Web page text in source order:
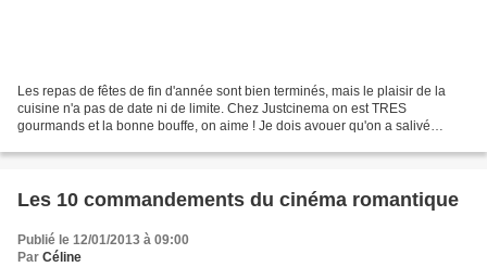
Les repas de fêtes de fin d'année sont bien terminés, mais le plaisir de la
cuisine n'a pas de date ni de limite. Chez Justcinema on est TRES
gourmands et la bonne bouffe, on aime ! Je dois avouer qu'on a salivé
Les 10 commandements du cinéma romantique
Publié le 12/01/2013 à 09:00
Par Céline